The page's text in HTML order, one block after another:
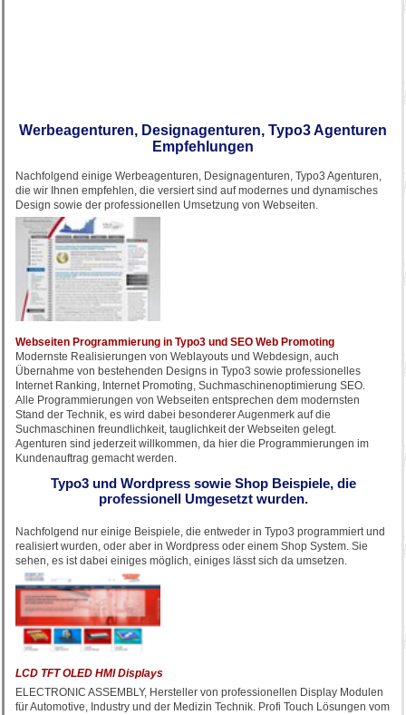
Werbeagenturen, Designagenturen, Typo3 Agenturen
Empfehlungen
Nachfolgend einige Werbeagenturen, Designagenturen, Typo3 Agenturen,
die wir Ihnen empfehlen, die versiert sind auf modernes und dynamisches
Design sowie der professionellen Umsetzung von Webseiten.
Webseiten Programmierung in Typo3 und SEO Web Promoting
Modernste Realisierungen von Weblayouts und Webdesign, auch
Übernahme von bestehenden Designs in Typo3 sowie professionelles
Internet Ranking, Internet Promoting, Suchmaschinenoptimierung SEO.
Alle Programmierungen von Webseiten entsprechen dem modernsten
Stand der Technik, es wird dabei besonderer Augenmerk auf die
Suchmaschinen freundlichkeit, tauglichkeit der Webseiten gelegt.
Agenturen sind jederzeit willkommen, da hier die Programmierungen im
Kundenauftrag gemacht werden.
Typo3 und Wordpress sowie Shop Beispiele, die
professionell Umgesetzt wurden.
Nachfolgend nur einige Beispiele, die entweder in Typo3 programmiert und
realisiert wurden, oder aber in Wordpress oder einem Shop System. Sie
sehen, es ist dabei einiges möglich, einiges lässt sich da umsetzen.
LCD TFT OLED HMI Displays
ELECTRONIC ASSEMBLY, Hersteller von professionellen Display Modulen
für Automotive, Industry und der Medizin Technik. Profi Touch Lösungen vom